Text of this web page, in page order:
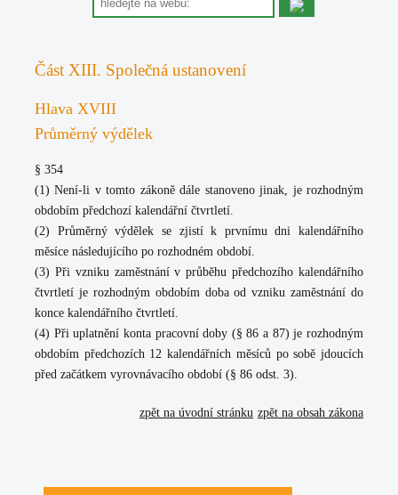
Část XIII. Společná ustanovení
Hlava XVIII
Průměrný výdělek
§ 354
(1) Není-li v tomto zákoně dále stanoveno jinak, je rozhodným
obdobím předchozí kalendářní čtvrtletí.
(2) Průměrný výdělek se zjistí k prvnímu dni kalendářního
měsíce následujícího po rozhodném období.
(3) Při vzniku zaměstnání v průběhu předchozího kalendářního
čtvrtletí je rozhodným obdobím doba od vzniku zaměstnání do
konce kalendářního čtvrtletí.
(4) Při uplatnění konta pracovní doby (§ 86 a 87) je rozhodným
obdobím předchozích 12 kalendářních měsíců po sobě jdoucích
před začátkem vyrovnávacího období (§ 86 odst. 3).
zpět na obsah zákona
zpět na úvodní stránku